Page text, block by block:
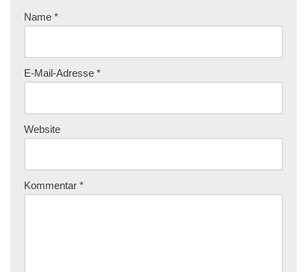
Name *
E-Mail-Adresse *
Website
Kommentar *